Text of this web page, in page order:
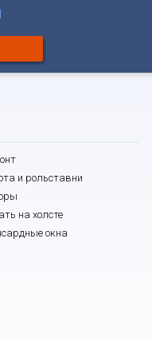
и рольставни
на холсте
окна